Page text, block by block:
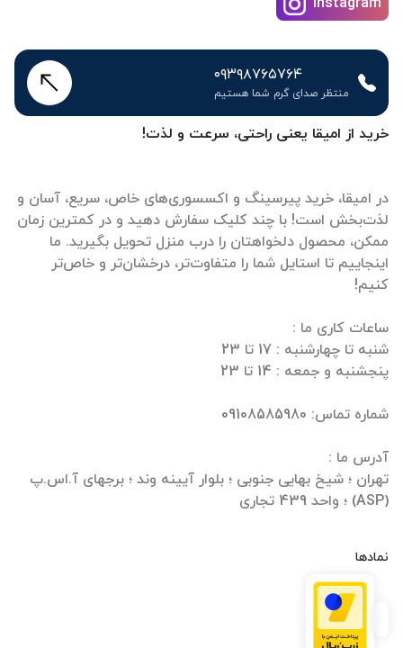
خرید از امیقا یعنی راحتی، سرعت و لذت!
در امیقا، خرید پیرسینگ و اکسسوری‌های خاص، سریع، آسان و
لذت‌بخش است! با چند کلیک سفارش دهید و در کمترین زمان
ممکن، محصول دلخواهتان را درب منزل تحویل بگیرید. ما
اینجاییم تا استایل شما را متفاوت‌تر، درخشان‌تر و خاص‌تر
تهران ؛ شیخ بهایی جنوبی ؛ بلوار آیینه وند ؛ برجهای آ.اس.پ
(ASP) ؛ واحد 439 تجاری
نمادها
۰۹۳۹۸۷۶۵۷۶۴
منتظر صدای گرم شما هستیم